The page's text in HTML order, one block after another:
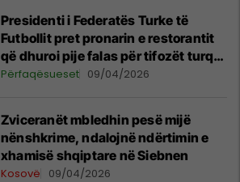
Presidenti i Federatës Turke të
Futbollit pret pronarin e restorantit
që dhuroi pije falas për tifozët turq
në Prishtinë
Përfaqësueset 09/04/2026
Zviceranët mbledhin pesë mijë
nënshkrime, ndalojnë ndërtimin e
xhamisë shqiptare në Siebnen
Kosovë 09/04/2026